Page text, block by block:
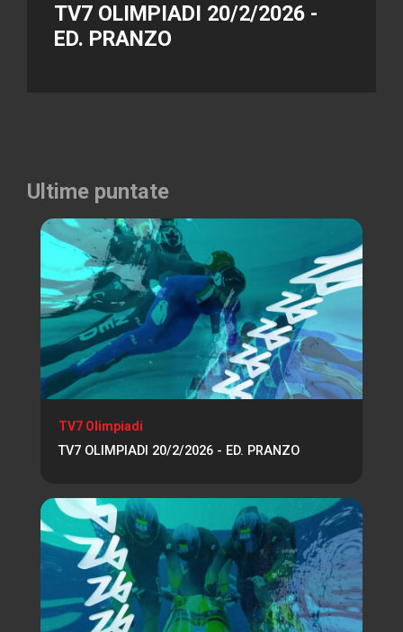
TV7 OLIMPIADI 20/2/2026 -
ED. PRANZO
Ultime puntate
TV7 Olimpiadi
TV7 OLIMPIADI 20/2/2026 - ED. PRANZO